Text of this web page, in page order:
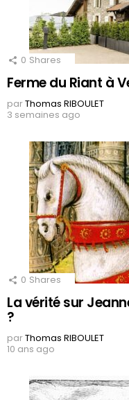
0 Shares
Ferme du Riant à
parThomas RIBOULET
3 semaines ago
0 Shares
La vérité sur
?
parThomas RIBOULET
10 ans ago